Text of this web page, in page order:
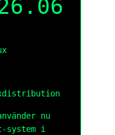
nu
system i